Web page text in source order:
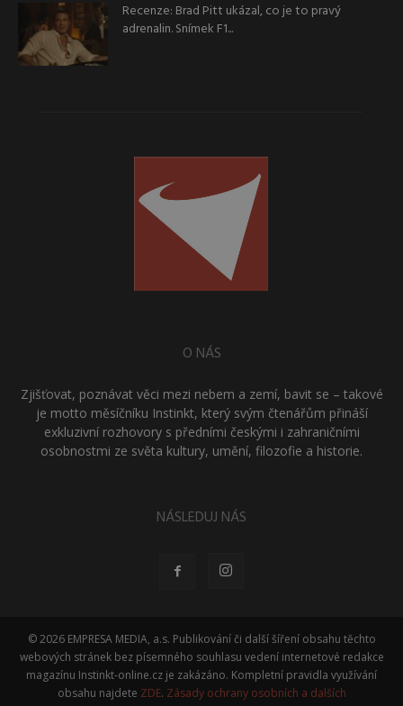
Recenze: Brad Pitt ukázal, co je to pravý
adrenalin. Snímek F1...
O NÁS
Zjišťovat, poznávat věci mezi nebem a zemí, bavit se – takové
je motto měsíčníku Instinkt, který svým čtenářům přináší
exkluzivní rozhovory s předními českými i zahraničními
osobnostmi ze světa kultury, umění, filozofie a historie.
NÁSLEDUJ NÁS
© 2026 EMPRESA MEDIA, a.s. Publikování či další šíření obsahu těchto
webových stránek bez písemného souhlasu vedení internetové redakce
magazínu Instinkt-online.cz je zakázáno. Kompletní pravidla využívání
obsahu najdete ZDE. Zásady ochrany osobních a dalších